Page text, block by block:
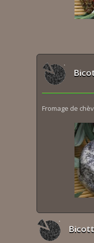
Fromage de